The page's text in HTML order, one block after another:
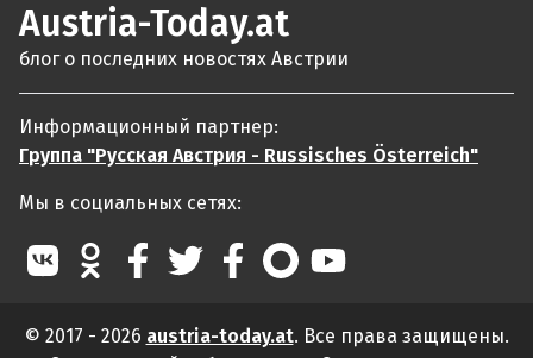
Austria-Today.at
блог о последних новостях Австрии
Информационный партнер:
Группа "Русская Австрия - Russisches Österreich"
Мы в социальных сетях:
© 2017 - 2026 austria-today.at. Все права защищены.